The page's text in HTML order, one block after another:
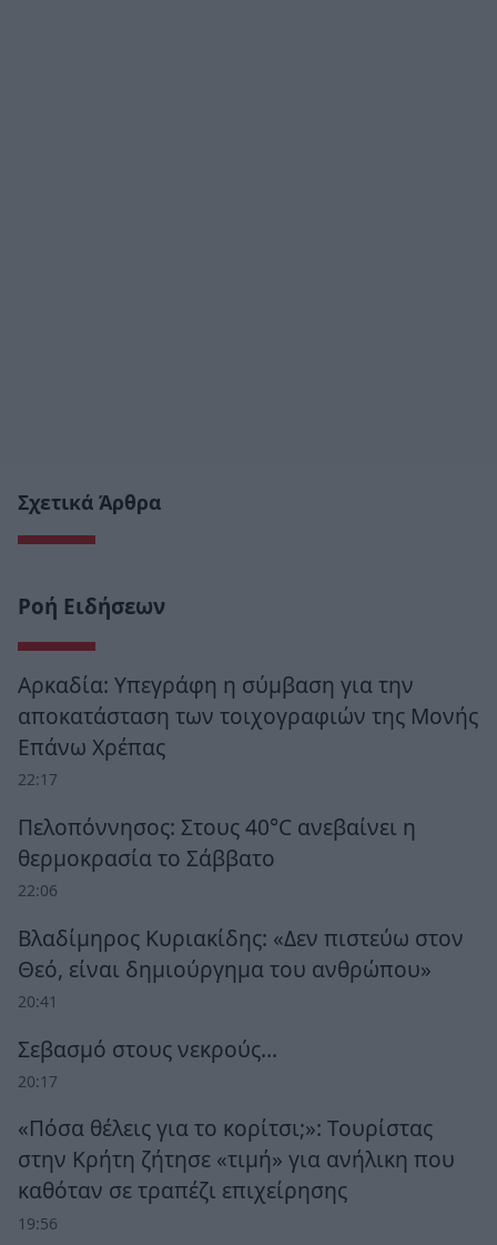
Σχετικά Άρθρα
Ροή Ειδήσεων
Αρκαδία: Υπεγράφη η σύμβαση για την
αποκατάσταση των τοιχογραφιών της Μονής
Επάνω Χρέπας
22:17
Πελοπόννησος: Στους 40°C ανεβαίνει η
θερμοκρασία το Σάββατο
22:06
Βλαδίμηρος Κυριακίδης: «Δεν πιστεύω στον
Θεό, είναι δημιούργημα του ανθρώπου»
20:41
Σεβασμό στους νεκρούς…
20:17
«Πόσα θέλεις για το κορίτσι;»: Τουρίστας
στην Κρήτη ζήτησε «τιμή» για ανήλικη που
καθόταν σε τραπέζι επιχείρησης
19:56